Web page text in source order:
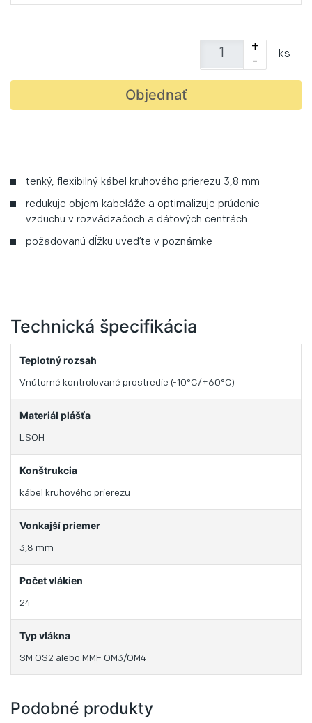
+
-
ks
Objednať
tenký, flexibilný kábel kruhového prierezu 3,8 mm
redukuje objem kabeláže a optimalizuje prúdenie
vzduchu v rozvádzačoch a dátových centrách
požadovanú dĺžku uveďte v poznámke
Technická špecifikácia
Teplotný rozsah
Vnútorné kontrolované prostredie (-10°C/+60°C)
Materiál plášťa
LSOH
Konštrukcia
kábel kruhového prierezu
Vonkajší priemer
3,8 mm
Počet vlákien
24
Typ vlákna
SM OS2 alebo MMF OM3/OM4
Podobné produkty